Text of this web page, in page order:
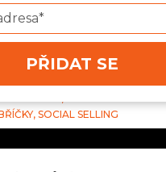
SOCIAL SELLING
PŘIDAT SE